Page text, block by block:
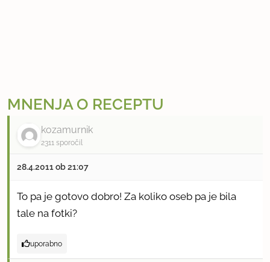
MNENJA O RECEPTU
kozamurnik
2311 sporočil
28.4.2011 ob 21:07
To pa je gotovo dobro! Za koliko oseb pa je bila
tale na fotki?
uporabno